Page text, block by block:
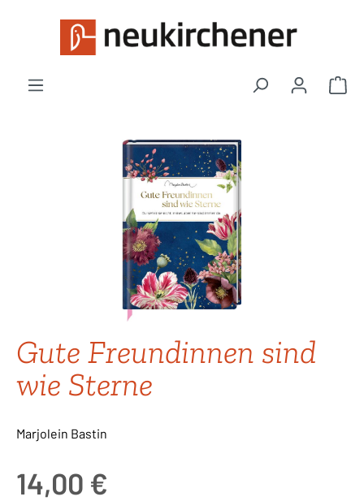
Zum Hauptinhalt springen
Bildergalerie überspringen
Gute Freundinnen sind
wie Sterne
Marjolein Bastin
14,00 €